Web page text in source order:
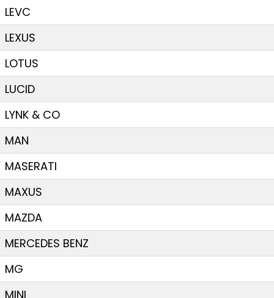
LEVC
LEXUS
LOTUS
LUCID
LYNK & CO
MAN
MASERATI
MAXUS
MAZDA
MERCEDES BENZ
MG
MINI